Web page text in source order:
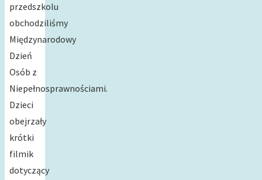
przedszkolu
obchodziliśmy
Międzynarodowy
Dzień
Osób z
Niepełnosprawnościami.
Dzieci
obejrzały
krótki
filmik
dotyczący